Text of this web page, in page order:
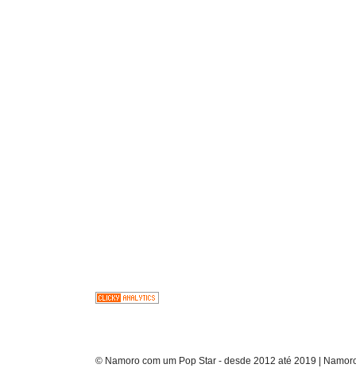
© Namoro com um Pop Star - desde 2012 até 2019 |